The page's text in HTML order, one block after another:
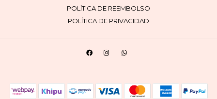
POLÍTICA DE REEMBOLSO
POLÍTICA DE PRIVACIDAD